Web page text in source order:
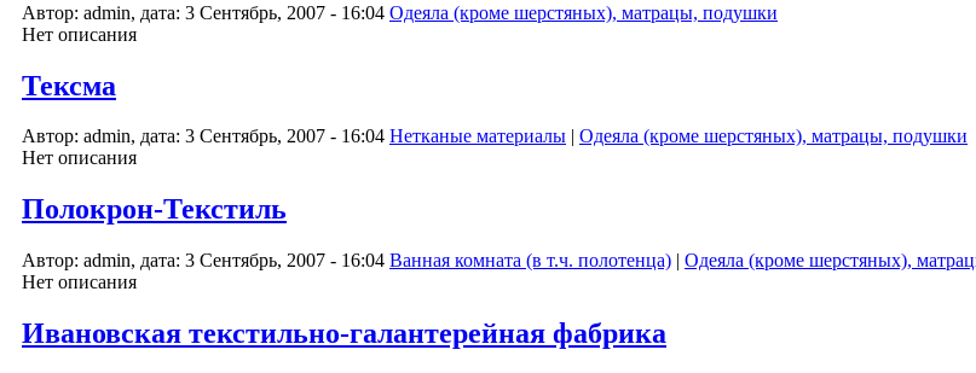
Автор: admin, дата: 3 Сентябрь, 2007 - 16:04 Одеяла (кроме шерстяных), матрацы, подушки
Нет описания
Тексма
Автор: admin, дата: 3 Сентябрь, 2007 - 16:04 Нетканые материалы | Одеяла (кроме шерстяных), матрацы, подушки
Нет описания
Полокрон-Текстиль
Автор: admin, дата: 3 Сентябрь, 2007 - 16:04 Ванная комната (в т.ч. полотенца) | Одеяла (кроме шерстяных),
Нет описания
Ивановская текстильно-галантерейная фабрика